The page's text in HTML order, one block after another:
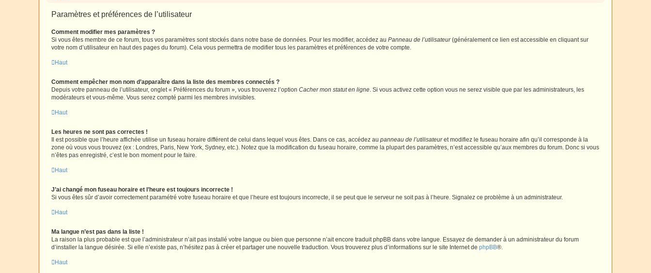
Paramètres et préférences de l’utilisateur
Comment modifier mes paramètres ?
Si vous êtes membre de ce forum, tous vos paramètres sont stockés dans notre base de données. Pour les modifier, accédez au Panneau de l’utilisateur(généralement ce lien est accessible en cliquant sur
votre nom d’utilisateur en haut des pages du forum). Cela vous permettra de modifier tous les paramètres et préférences de votre compte.
Haut
Comment empêcher mon nom d’apparaître dans la liste des membres connectés ?
Depuis votre panneau de l’utilisateur, onglet « Préférences du forum », vous trouverez l’option Cacher mon statut en ligne. Si vous activez cette option vous ne serez visible que par les administrateurs, les
modérateurs et vous-même. Vous serez compté parmi les membres invisibles.
Haut
Les heures ne sont pas correctes !
Il est possible que l’heure affichée utilise un fuseau horaire différent de celui dans lequel vous êtes. Dans ce cas, accédez au panneau de l’utilisateuret modifiez le fuseau horaire afin qu’il corresponde à la
zone où vous vous trouvez (ex : Londres, Paris, New York, Sydney, etc.). Notez que la modification du fuseau horaire, comme la plupart des paramètres, n’est accessible qu’aux membres du forum. Donc si vous
n’êtes pas enregistré, c’est le bon moment pour le faire.
Haut
J’ai changé mon fuseau horaire et l’heure est toujours incorrecte !
Si vous êtes sûr d’avoir correctement paramétré votre fuseau horaire et que l’heure est toujours incorrecte, il se peut que le serveur ne soit pas à l’heure. Signalez ce problème à un administrateur.
Haut
Ma langue n’est pas dans la liste !
La raison la plus probable est que l’administrateur n’ait pas installé votre langue ou bien que personne n’ait encore traduit phpBB dans votre langue. Essayez de demander à un administrateur du forum
d’installer la langue désirée. Si elle n’existe pas, n’hésitez pas à créer et partager une nouvelle traduction. Vous trouverez plus d’informations sur le site Internet de phpBB®.
Haut